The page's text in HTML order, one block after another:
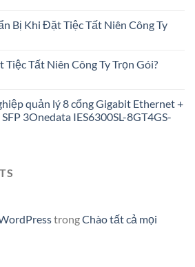
Bị Khi Đặt Tiệc Tất Niên Công Ty
Tiệc Tất Niên Công Ty Trọn Gói?
quản lý 8 cổng Gigabit Ethernet +
3Onedata IES6300SL-8GT4GS-
trongChào tất cả mọi